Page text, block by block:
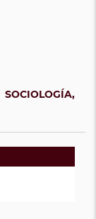
SOCIOLOGÍA,